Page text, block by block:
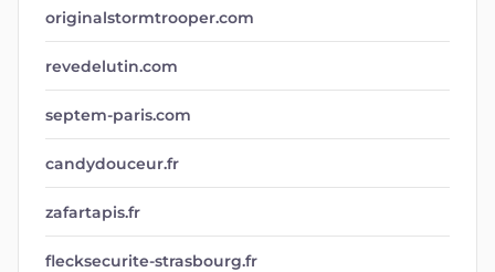
originalstormtrooper.com
revedelutin.com
septem-paris.com
candydouceur.fr
zafartapis.fr
flecksecurite-strasbourg.fr